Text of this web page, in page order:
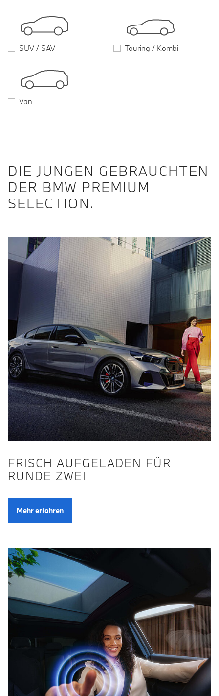
SUV / SAV Touring / Kombi
Van
DIE JUNGEN GEBRAUCHTEN
DER BMW PREMIUM
SELECTION.
FRISCH AUFGELADEN FÜR
RUNDE ZWEI
Mehr erfahren